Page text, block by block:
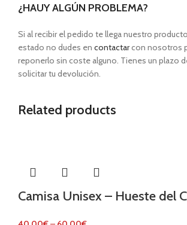
¿HAUY ALGÚN PROBLEMA?
Si al recibir el pedido te llega nuestro
estado no dudes en contactarcon nosotros
reponerlo sin coste alguno. Tienes un plazo
solicitar tu devolución.
Related products
Camisa Unisex – Hueste del